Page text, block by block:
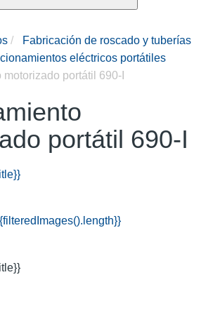
Fabricación de roscado y tuberías
eléctricos portátiles
portátil 690-I
portátil 690-I